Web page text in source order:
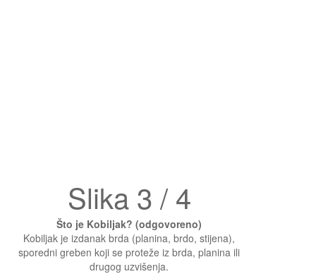
Slika 3 / 4
Što je Kobiljak? (odgovoreno)
Kobiljak je izdanak brda (planina, brdo, stijena),
sporedni greben koji se proteže iz brda, planina ili
drugog uzvišenja.